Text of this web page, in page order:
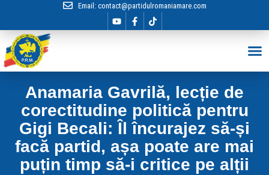
Email: contact@partidulromaniamare.com
Anamaria Gavrilă, lecție de
corectitudine politică pentru
Gigi Becali: Îl încurajez să-și
facă partid, așa poate are mai
puțin timp să-i critice pe alții